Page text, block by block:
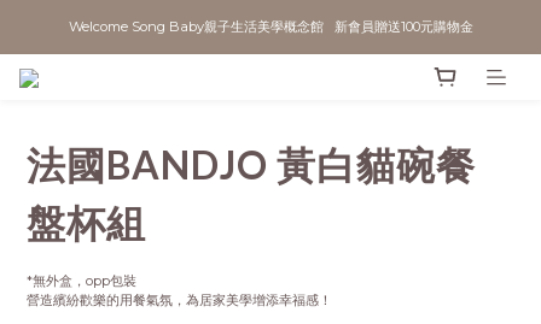
Welcome Song Baby親子生活美學概念館   新會員贈送100元購物金
法國BANDJO 黃白貓碗餐
盤杯組
*無外盒，opp包裝
營造繽紛歡樂的用餐氣氛，為居家美學增添幸福感！